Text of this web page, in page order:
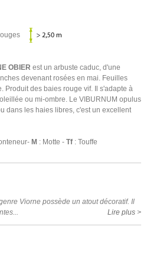
OBIER est un arbuste caduc, d'une
devenant rosées en mai. Feuilles
Produit des baies rouge vif. Il s'adapte à
ou mi-ombre. Le VIBURNUM opulus
dans les haies libres, c'est un excellent
M : Motte - Tf : Touffe
Viorne possède un atout décoratif. Il
Lire plus >